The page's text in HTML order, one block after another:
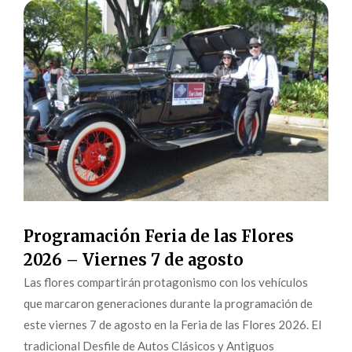
Programación Feria de las Flores
2026 – Viernes 7 de agosto
Las flores compartirán protagonismo con los vehículos
que marcaron generaciones durante la programación de
este viernes 7 de agosto en la Feria de las Flores 2026. El
tradicional Desfile de Autos Clásicos y Antiguos